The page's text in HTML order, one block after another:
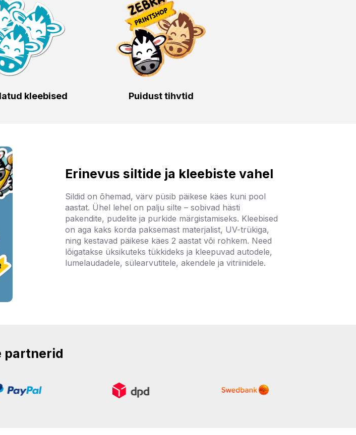
kleebised Puidust tihvtid
Erinevus siltide ja kleebiste vahel
Sildid on õhemad, värv püsib päikese käes kuni pool
aastat. Ühel lehel on palju silte – sobivad hästi
pakendite, pudelite ja purkide märgistamiseks. Kleebised
on aga kaks korda paksemast materjalist, UV-trükiga,
ning kestavad päikese käes 2 aastat või rohkem. Need
lõigatakse üksikuteks tükkideks ja kleepuvad autodele,
lumelaudadele, sülearvutitele, akendele ja vitriinidele.
partnerid